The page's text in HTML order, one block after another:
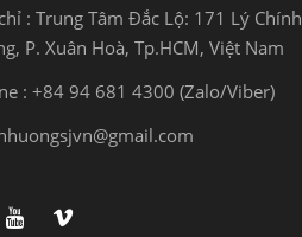
: Trung Tâm Đắc Lộ: 171 Lý Chính
P. Xuân Hoà, Tp.HCM, Việt Nam
: +84 94 681 4300 (Zalo/Viber)